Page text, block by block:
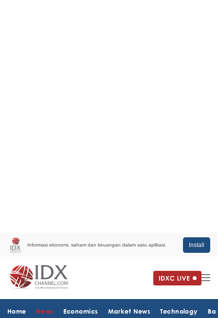
Informasi ekonomi, saham dan keuangan dalam satu aplikasi. Install
Home News Economics Market News Technology